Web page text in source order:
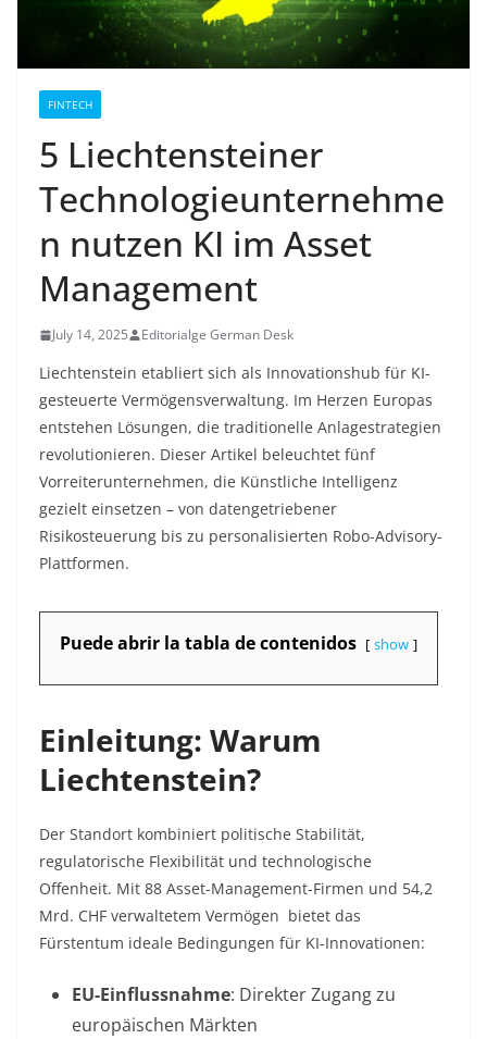
FINTECH
5 Liechtensteiner
Technologieunternehme
n nutzen KI im Asset
Management
July 14, 2025 Editorialge German Desk
Liechtenstein etabliert sich als Innovationshub für KI-
gesteuerte Vermögensverwaltung. Im Herzen Europas
entstehen Lösungen, die traditionelle Anlagestrategien
revolutionieren. Dieser Artikel beleuchtet fünf
Vorreiterunternehmen, die Künstliche Intelligenz
gezielt einsetzen – von datengetriebener
Risikosteuerung bis zu personalisierten Robo-Advisory-
Plattformen.
Puede abrir la tabla de contenidos show
Einleitung: Warum
Liechtenstein?
Der Standort kombiniert politische Stabilität,
regulatorische Flexibilität und technologische
Offenheit. Mit 88 Asset-Management-Firmen und 54,2
Mrd. CHF verwaltetem Vermögen bietet das
Fürstentum ideale Bedingungen für KI-Innovationen:
EU-Einflussnahme: Direkter Zugang zu
europäischen Märkten